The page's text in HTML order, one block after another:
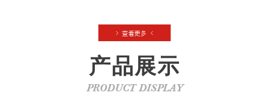
产品展示
PRODUCT DISPLAY